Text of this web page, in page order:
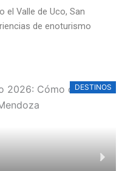
el Valle de Uco, San
de enoturismo
DESTINOS